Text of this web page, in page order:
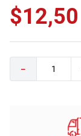
$12,50
－
9.
havana master